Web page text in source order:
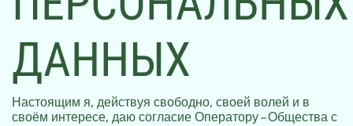
ДАННЫХ
Настоящим я, действуя свободно, своей волей и в
своём интересе, даю согласие Оператору – Общества с